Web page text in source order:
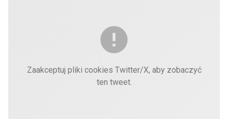
Zaakceptuj pliki cookies Twitter/X, aby zobaczyć
ten tweet.